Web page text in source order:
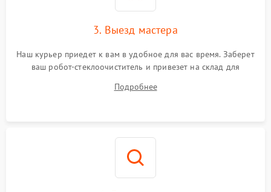
3. Выезд мастера
Наш курьер приедет к вам в удобное для вас время. Заберет
ваш робот-стеклоочиститель и привезет на склад для
Подробнее